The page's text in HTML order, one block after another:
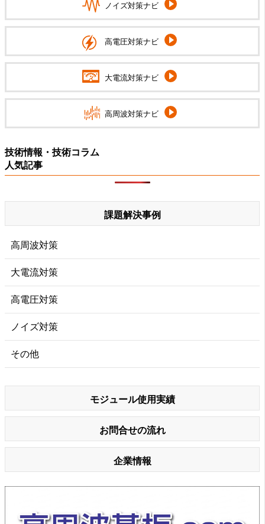
ノイズ対策ナビ
高電圧対策ナビ
大電流対策ナビ
高周波対策ナビ
技術情報・技術コラム
人気記事
課題解決事例
高周波対策
大電流対策
高電圧対策
ノイズ対策
その他
モジュール使用実績
お問合せの流れ
企業情報